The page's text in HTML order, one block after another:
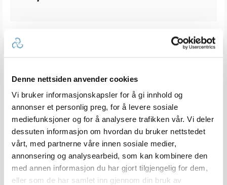
Denne nettsiden anvender cookies
Vi bruker informasjonskapsler for å gi innhold og
annonser et personlig preg, for å levere sosiale
mediefunksjoner og for å analysere trafikken vår. Vi deler
dessuten informasjon om hvordan du bruker nettstedet
vårt, med partnerne våre innen sosiale medier,
annonsering og analysearbeid, som kan kombinere den
med annen informasjon du har gjort tilgjengelig for dem,
eller som de har samlet inn gjennom din bruk av
Karakter: 5 av 5 mulige
stemmer
Karakter: 4 av 5 mulige
0 stemmer
Karakter: 3 av 5 mulige
0stemmer
Karakter: 2 av 5 mulige
0 stemmer
Karakter: 1 av 5 mulige
0.0
Karakter:
0.0
mulige
Basert på 0 stemmer og
Vær oppmerksom på at noen kunder gir en rating uten å skrive en
review, og at antallet ratings derfor vil være forskjellig fra antall